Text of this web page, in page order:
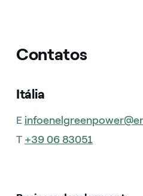
Contatos
Itália
E
T +39 06 83051